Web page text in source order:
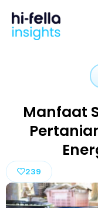
Manfaat
239